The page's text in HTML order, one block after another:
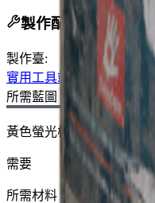
製作配方
製作臺:
實用工具站
所需藍圖：
黃色螢光棒
需要
所需材料：